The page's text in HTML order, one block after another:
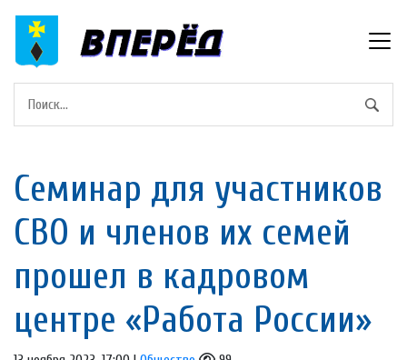
Семинар для участников
СВО и членов их семей
прошел в кадровом
центре «Работа России»